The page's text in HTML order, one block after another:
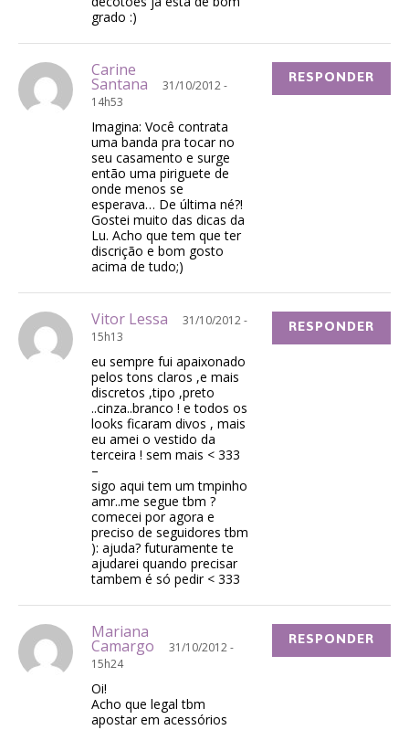
grado :)
Carine
Santana
31/10/2012 -
14h53
Imagina: Você contrata
uma banda pra tocar no
seu casamento e surge
então uma piriguete de
onde menos se
esperava… De última né?!
Gostei muito das dicas da
Lu. Acho que tem que ter
discrição e bom gosto
acima de tudo;)
RESPONDER
Vitor Lessa
31/10/2012 -
15h13
eu sempre fui apaixonado
pelos tons claros ,e mais
discretos ,tipo ,preto
..cinza..branco ! e todos os
looks ficaram divos , mais
eu amei o vestido da
terceira ! sem mais < 333
–
sigo aqui tem um tmpinho
amr..me segue tbm ?
comecei por agora e
preciso de seguidores tbm
): ajuda? futuramente te
ajudarei quando precisar
tambem é só pedir < 333
RESPONDER
Mariana
Camargo
31/10/2012 -
15h24
Oi!
Acho que legal tbm
apostar em acessórios
RESPONDER